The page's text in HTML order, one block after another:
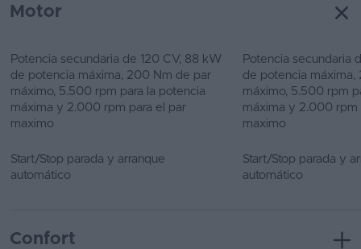
Motor
Potencia secundaria de 120 CV, 88 kW
de potencia máxima, 200 Nm de par
máximo, 5.500 rpm para la potencia
máxima y 2.000 rpm para el par
maximo
Potencia secundaria
de potencia
máximo, 5.500 rpm
máxima y 2.000 rpm
maximo
Start/Stop parada y arranque
automático
Start/Stop parada y
automático
Confort